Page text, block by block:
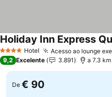
4 EstrelasHotel Acesso ao lounge
Holiday Inn Express
9,2 Excelente 3.891 a 7.3
De € 90